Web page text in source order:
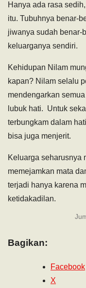
Hanya ada rasa
itu. Tubuhnya benar-
jiwanya sudah benar-
keluarganya sendiri.
Kehidupan Nilam
kapan? Nilam selalu
mendengarkan
lubuk hati. Untuk
terbungkam dalam
bisa juga menjerit.
Keluarga seharusnya
memejamkan mata
terjadi hanya karena
ketidakadilan.
Bagikan:
Facebook
X